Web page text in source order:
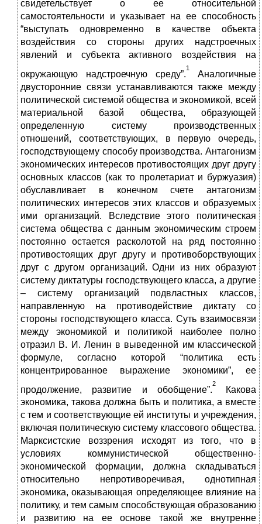
свидетельствует о ее относительной
самостоятельности и указывает на ее способность
“выступать одновременно в качестве объекта
воздействия со стороны других надстроечных
явлений и субъекта активного воздействия на
окружающую надстроечную среду”.
1
Аналогичные
двусторонние связи устанавливаются также между
политической системой общества и экономикой, всей
материальной базой общества, образующей
определенную систему производственных
отношений, соответствующих, в первую очередь,
господствующему способу производства. Антагонизм
экономических интересов противостоящих друг другу
основных классов (как то пролетариат и буржуазия)
обуславливает в конечном счете антагонизм
политических интересов этих классов и образуемых
ими организаций. Вследствие этого политическая
система общества с данным экономическим строем
постоянно остается расколотой на ряд постоянно
противостоящих друг другу и противоборствующих
друг с другом организаций. Одни из них образуют
систему диктатуры господствующего класса, а другие
– систему организаций подвластных классов,
направленную на противодействие диктату со
стороны господствующего класса. Суть взаимосвязи
между экономикой и политикой наиболее полно
отразил В. И. Ленин в выведенной им классической
формуле, согласно которой “политика есть
концентрированное выражение экономики”, ее
продолжение, развитие и обобщение”.
2
Какова
экономика, такова должна быть и политика, а вместе
с тем и соответствующие ей институты и учреждения,
включая политическую систему классового общества.
Марксистские воззрения исходят из того, что в
условиях коммунистической общественно-
экономической формации, должна складываться
относительно непротиворечивая, однотипная
экономика, оказывающая определяющее влияние на
политику, и тем самым способствующая образованию
и развитию на ее основе такой же внутренне